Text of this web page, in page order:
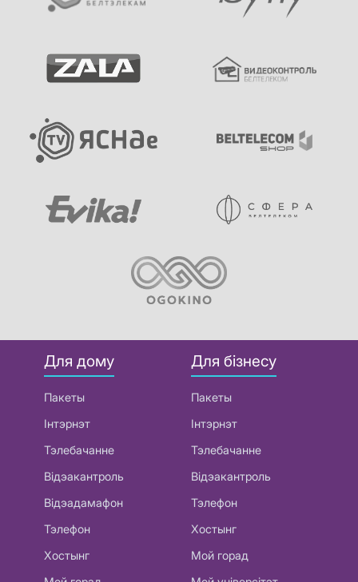
Для дому
Пакеты
Інтэрнэт
Тэлебачанне
Відэакантроль
Відэадамафон
Тэлефон
Хостынг
Для бізнесу
Пакеты
Інтэрнэт
Тэлебачанне
Відэакантроль
Тэлефон
Хостынг
Мой горад